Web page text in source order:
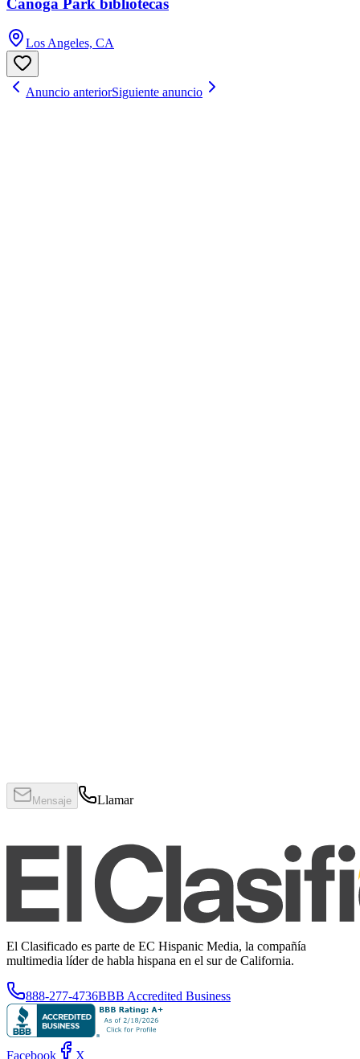
Canoga Park bibliotecas
Los Angeles, CA
Anuncio anteriorSiguiente anuncio
Mensaje Llamar
El Clasificado es parte de EC Hispanic Media, la compañía
multimedia líder de habla hispana en el sur de California.
888-277-4736BBB Accredited Business
Facebook X